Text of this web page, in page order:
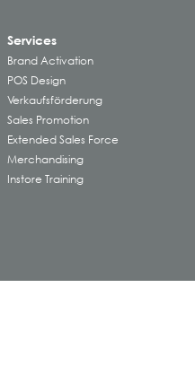
Services
Brand Activation
POS Design
Verkaufsförderung
Sales Promotion
Extended Sales Force
Merchandising
Instore Training